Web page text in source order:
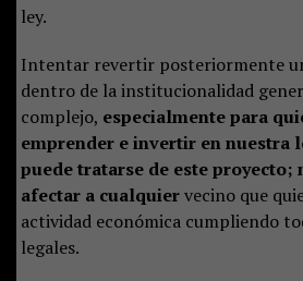
ley.
Intentar revertir posteriormente
dentro de la institucionalidad
complejo, especialmente para
emprender e invertir en nuestra
puede tratarse de este proyecto;
afectar a cualquiervecino que
actividad económica cumpliendo
legales.